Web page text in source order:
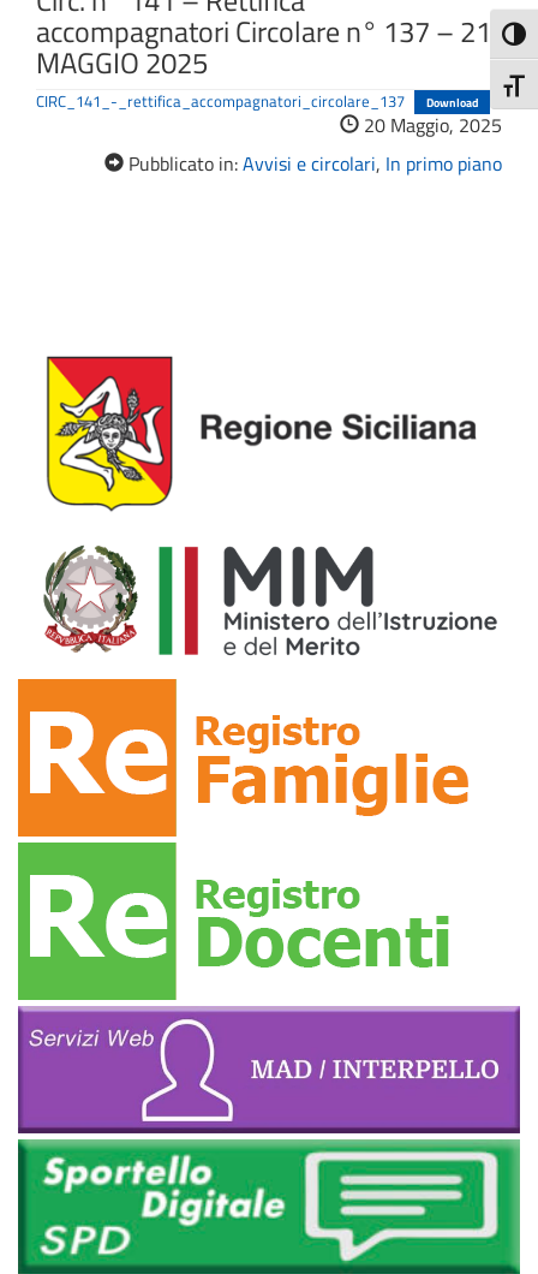
accompagnatori Circolare n° 137 – 21
MAGGIO 2025
CIRC_141_-_rettifica_accompagnatori_circolare_137 Download
20 Maggio, 2025
Pubblicato in:Avvisi e circolari, In primo piano